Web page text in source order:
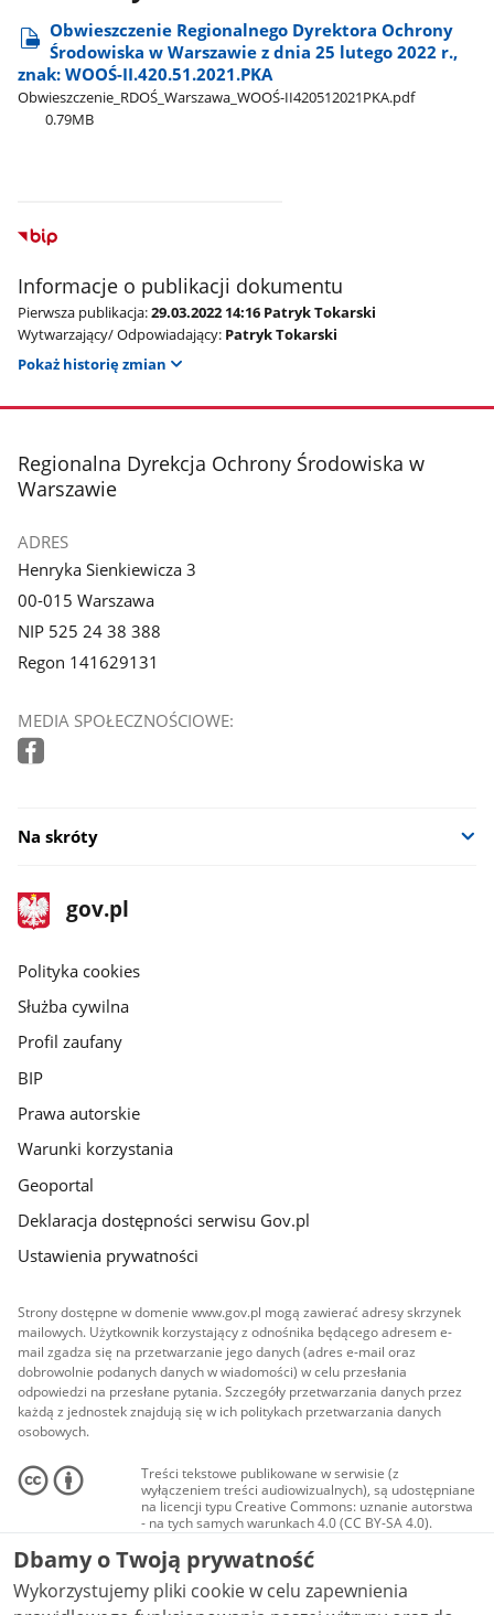
Obwieszczenie Regionalnego Dyrektora Ochrony
Środowiska w Warszawie z dnia 25 lutego 2022 r.,
znak: WOOŚ-II.420.51.2021.PKA
Obwieszczenie​_RDOŚ​_Warszawa​_WOOŚ-II420512021PKA.pdf
0.79MB
Informacje o publikacji dokumentu
Pierwsza publikacja:29.03.2022 14:16 Patryk Tokarski
Wytwarzający/ Odpowiadający: Patryk Tokarski
Pokaż historię zmian
stopka
Regionalna Dyrekcja Ochrony Środowiska w
Warszawie
ADRES
Henryka Sienkiewicza 3
00-015 Warszawa
NIP 525 24 38 388
Regon 141629131
MEDIA SPOŁECZNOŚCIOWE:
Na skróty
stopka
gov.pl
Strona
gov.pl
gov.pl
Polityka cookies
Służba cywilna
Profil zaufany
BIP
Prawa autorskie
Warunki korzystania
Geoportal
Deklaracja dostępności serwisu Gov.pl
Ustawienia prywatności
Strony dostępne w domenie www.gov.pl mogą zawierać adresy skrzynek
mailowych. Użytkownik korzystający z odnośnika będącego adresem e-
mail zgadza się na przetwarzanie jego danych (adres e-mail oraz
dobrowolnie podanych danych w wiadomości) w celu przesłania
odpowiedzi na przesłane pytania. Szczegóły przetwarzania danych przez
każdą z jednostek znajdują się w ich politykach przetwarzania danych
osobowych.
Treści tekstowe publikowane w serwisie (z
wyłączeniem treści audiowizualnych), są udostępniane
na licencji typu Creative Commons: uznanie autorstwa
- na tych samych warunkach 4.0 (CC BY-SA 4.0).
Materiały audiowizualne, w tym zdjęcia, materiały
audio i wideo, są udostępniane na licencji typu
Creative Commons: uznanie autorstwa użycie
niekomercyjne - bez utworów zależnych 4.0 (CC BY-
NC-ND 4.0), o ile nie jest to stwierdzone inaczej.
Dbamy o Twoją prywatność
Wykorzystujemy pliki cookie w celu zapewnienia